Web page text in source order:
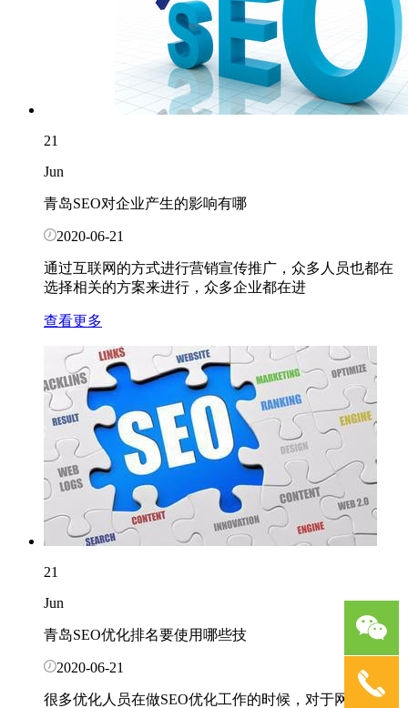
21
Jun
青岛SEO对企业产生的影响有哪
2020-06-21
通过互联网的方式进行营销宣传推广，众多人员也都在
选择相关的方案来进行，众多企业都在进
查看更多
21
Jun
青岛SEO优化排名要使用哪些技
2020-06-21
很多优化人员在做SEO优化工作的时候，对于网站在搜